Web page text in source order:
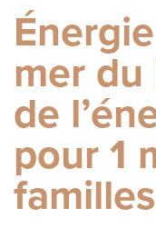
mer
de
pour 1